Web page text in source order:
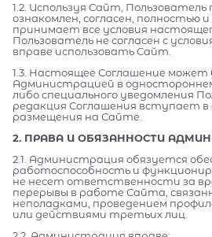
1.2. Используя Сайт,
ознакомлен, согласен, полностью и
принимает все условия
Пользователь не согласен с
вправе использовать Сайт.
1.3. Настоящее Соглашение
Администрацией в
либо специального уведомления
редакция Соглашения вступает в
размещения на Сайте.
2. ПРАВА И ОБЯЗАННОСТИ
2.1. Администрация обязуется
работоспособность и
не несет ответственности за
перерывы в работе Сайта,
неполадками, проведением
или действиями третьих лиц.